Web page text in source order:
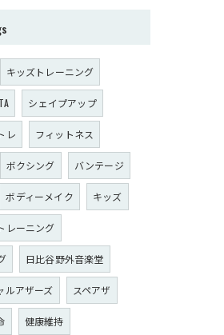
キッズトレーニング
シェイプアップ
レ フィットネス
ボクシング バンテージ
ボディーメイク キッズ
レーニング
日比谷野外音楽堂
ルアザーズ スペアザ
健康維持